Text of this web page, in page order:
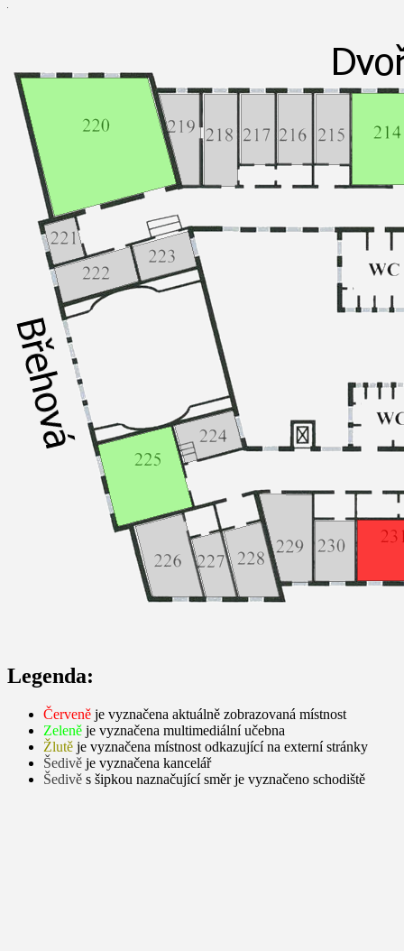
Legenda:
Červeně je vyznačena aktuálně zobrazovaná místnost
Zeleně je vyznačena multimediální učebna
Žlutě je vyznačena místnost odkazující na externí stránky
Šedivě je vyznačena kancelář
Šedivě s šipkou naznačující směr je vyznačeno schodiště